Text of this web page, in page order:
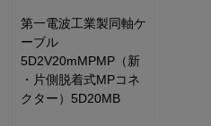
第一電波工業製同軸ケ
ーブル
5D2V20mMPMP（新
・片側脱着式MPコネ
クター）5D20MB